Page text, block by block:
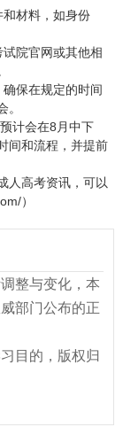
材料，如身份
院官网或其他相
保在规定的时间
计会在8月中下
间和流程，并提前
人高考资讯，可以
）
整与变化，本
部门公布的正
目的，版权归